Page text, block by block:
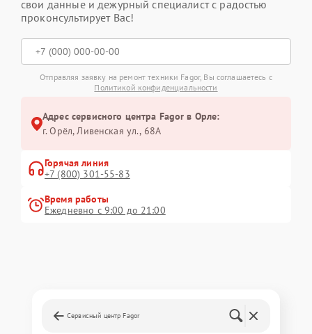
свои данные и дежурный специалист с радостью
проконсультирует Вас!
Отправляя заявку на ремонт техники Fagor, Вы соглашаетесь с
Политикой конфиденциальности
Адрес сервисного центра Fagor в Орле:
г. Орёл, Ливенская ул., 68А
Горячая линия
+7 (800) 301-55-83
Время работы
Ежедневно с 9:00 до 21:00
Сервисный центр Fagor